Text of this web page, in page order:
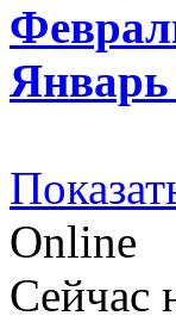
Январь
Online
Сейчас